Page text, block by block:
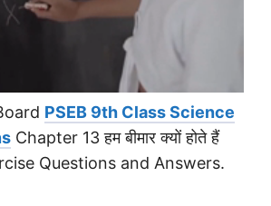
PSEB 9th Class Science
Chapter 13 हम बीमार क्यों होते हैं
Questions and Answers.